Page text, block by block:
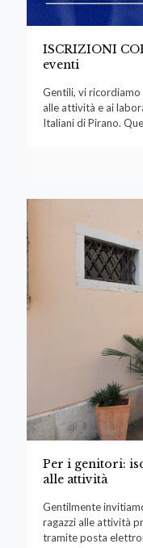
ISCRIZIONI
eventi
Gentili, vi ricordiamo
alle attività e ai
Italiani di Pirano.
Per i genitori:
alle attività
Gentilmente
ragazzi alle attività
tramite posta